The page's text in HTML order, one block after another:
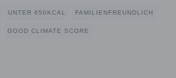
UNTER 650KCAL FAMILIENFREUNDLICH
GOOD CLIMATE SCORE